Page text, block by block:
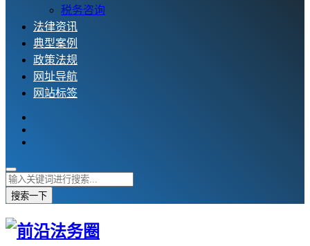
税务咨询
法律资讯
典型案例
政策法规
网址导航
网站标签
搜索一下